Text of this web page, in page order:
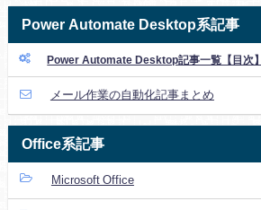
Power Automate Desktop系記事
Power Automate Desktop記事一覧【目次】
メール作業の自動化記事まとめ
Office系記事
Microsoft Office